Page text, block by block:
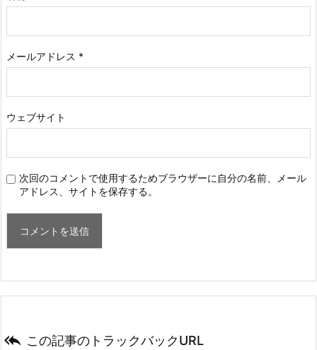
メールアドレス *
ウェブサイト
次回のコメントで使用するためブラウザーに自分の名前、メール
アドレス、サイトを保存する。
 この記事のトラックバックURL